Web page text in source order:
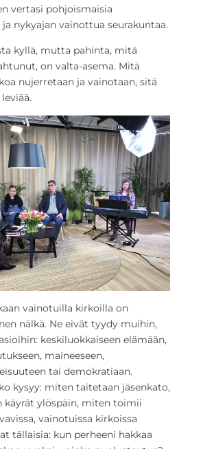
vertasi pohjoismaisia
nykyajan vainottua seurakuntaa.
kyllä, mutta pahinta, mitä
on valta-asema. Mitä
nujerretaan ja vainotaan, sitä
vainotuilla kirkoilla on
nälkä. Ne eivät tyydy muihin,
keskiluokkaiseen elämään,
maineeseen,
tai demokratiaan.
kysyy: miten taitetaan jäsenkato,
käyrät ylöspäin, miten toimii
vainotuissa kirkoissa
tällaisia: kun perheeni hakkaa